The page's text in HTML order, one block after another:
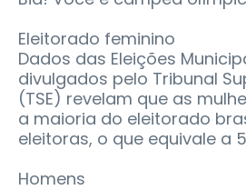
Eleitorado feminino
Dados das Eleições
divulgados pelo Tribunal
(TSE) revelam que as
a maioria do eleitorado
eleitoras, o que equivale a
Homens